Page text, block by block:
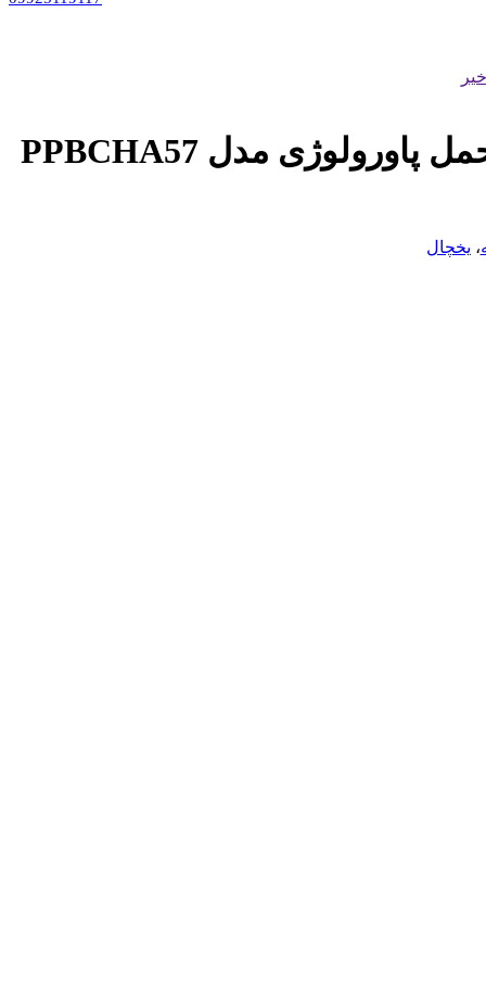
خیر
یخچال فریزر قابل حمل پاورولوژی مدل PPBCHA57
، یخچال